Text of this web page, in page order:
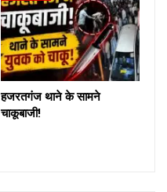
हजरतगंज थाने के सामने
चाकूबाजी!